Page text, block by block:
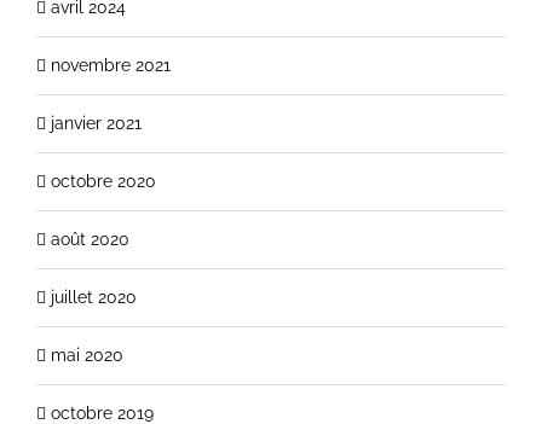
avril 2024
novembre 2021
janvier 2021
octobre 2020
août 2020
juillet 2020
mai 2020
octobre 2019